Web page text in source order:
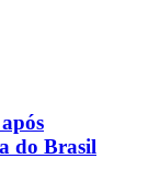
do Brasil